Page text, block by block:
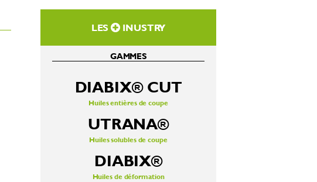
LES INUSTRY
GAMMES
DIABIX® CUT
Huiles entières de coupe
UTRANA®
Huiles solubles de coupe
DIABIX®
Huiles de déformation